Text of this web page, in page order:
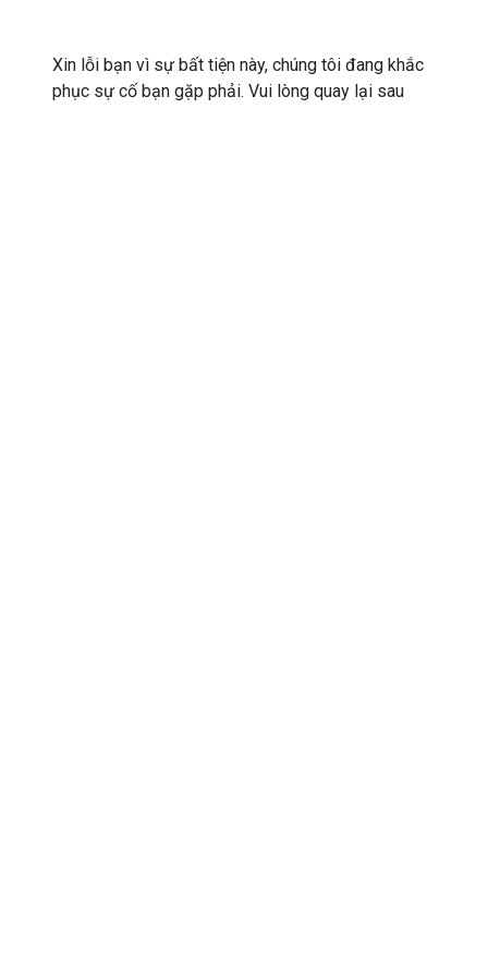
Xin lỗi bạn vì sự bất tiện này, chúng tôi đang khắc
phục sự cố bạn gặp phải. Vui lòng quay lại sau